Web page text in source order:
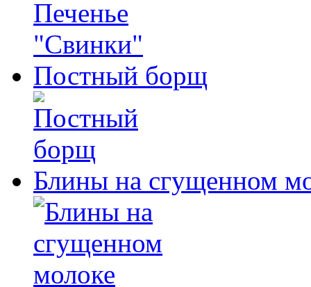
Постный борщ
Блины на сгущенном